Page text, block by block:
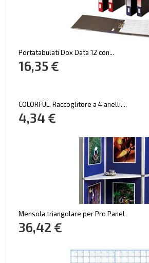
Portatabulati Dox Data 12 con...
16,35 €
COLORFUL. Raccoglitore a 4 anelli....
4,34 €
Mensola triangolare per Pro Panel
36,42 €